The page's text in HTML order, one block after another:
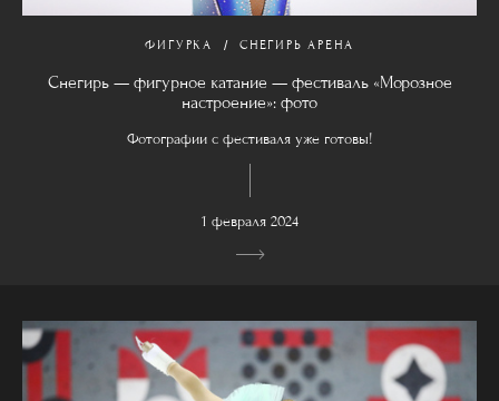
ФИГУРКА СНЕГИРЬ АРЕНА
Снегирь — фигурное катание — фестиваль «Морозное
настроение»: фото
Фотографии с фестиваля уже готовы!
1 февраля 2024